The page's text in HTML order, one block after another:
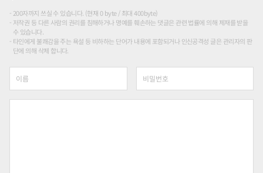
200자까지 쓰실 수 있습니다. (현재 0 byte / 최대 400byte)
저작권 등 다른 사람의 권리를 침해하거나 명예를 훼손하는 댓글은 관련 법률에 의해 제재를 받을
수 있습니다.
타인에게 불쾌감을 주는 욕설 등 비하하는 단어가 내용에 포함되거나 인신공격성 글은 관리자의 판
단에 의해 삭제 합니다.